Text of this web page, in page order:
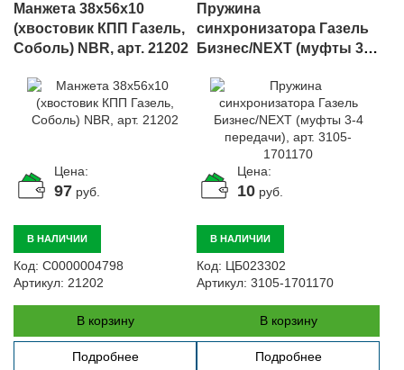
Манжета 38х56х10
(хвостовик КПП Газель,
Соболь) NBR, арт. 21202
Цена:
97 руб.
В НАЛИЧИИ
Код: С0000004798
Артикул: 21202
В корзину
Подробнее
Пружина
синхронизатора Газель
Бизнес/NEXT (муфты 3-4
1701170
Цена:
10 руб.
В НАЛИЧИИ
Код: ЦБ023302
Артикул: 3105-1701170
В корзину
Подробнее